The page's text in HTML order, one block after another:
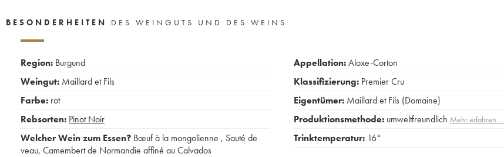
BESONDERHEITEN DES WEINGUTS UND DES WEINS
Region: Burgund
Weingut: Maillard et Fils
Farbe: rot
Rebsorten: Pinot Noir
Welcher Wein zum Essen? Bœuf à la mongolienne , Sauté de
veau, Camembert de Normandie affiné au Calvados
Appellation:Aloxe-Corton
Klassifizierung: Premier Cru
Eigentümer: Maillard et Fils (Domaine)
Produktionsmethode: umweltfreundlich Mehr erfahren …
Trinktemperatur: 16°